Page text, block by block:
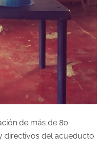
de más de 80
directivos del acueducto